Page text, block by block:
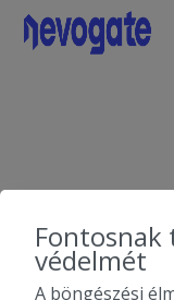
védelmét
A böngészési